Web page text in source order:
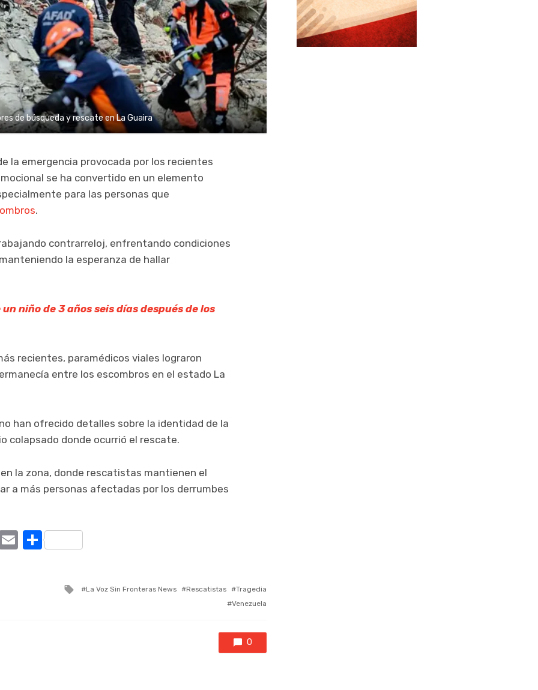
de búsqueda y rescate en La Guaira
la emergencia provocada por los recientes
se ha convertido en un elemento
para las personas que
.
contrarreloj, enfrentando condiciones
la esperanza de hallar
niño de 3 años seis días después de los
recientes, paramédicos viales lograron
entre los escombros en el estado La
han ofrecido detalles sobre la identidad de la
colapsado donde ocurrió el rescate.
la zona, donde rescatistas mantienen el
a más personas afectadas por los derrumbes
X EmailCompartir
Tagged
La Voz Sin Fronteras News Rescatistas
Tragedia
Venezuela
0